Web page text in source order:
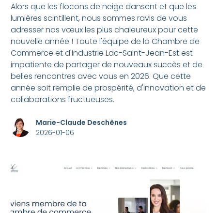
Alors que les flocons de neige dansent et que les
lumières scintillent, nous sommes ravis de vous
adresser nos vœux les plus chaleureux pour cette
nouvelle année ! Toute l'équipe de la Chambre de
Commerce et d'Industrie Lac-Saint-Jean-Est est
impatiente de partager de nouveaux succès et de
belles rencontres avec vous en 2026. Que cette
année soit remplie de prospérité, d'innovation et de
collaborations fructueuses.
Marie-Claude Deschênes
2026-01-06